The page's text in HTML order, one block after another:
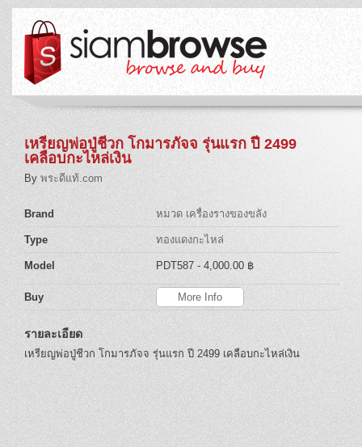
เหรียญพ่อปู่ชีวก โกมารภัจจ รุ่นแรก ปี 2499
เคลือบกะไหล่เงิน
By พระดีแท้.com
Brand หมวด เครื่องรางของขลัง
Type ทองแดงกะไหล่
Model PDT587 - 4,000.00 ฿
Buy More Info
รายละเอียด
เหรียญพ่อปู่ชีวก โกมารภัจจ รุ่นแรก ปี 2499 เคลือบกะไหล่เงิน